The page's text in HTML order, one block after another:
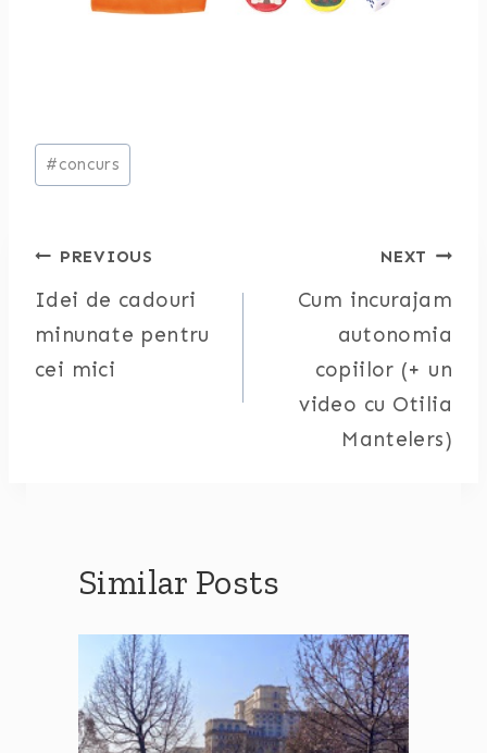
Post
Tags:
#concurs
Post
navigation
PREVIOUS
Idei de cadouri
minunate pentru
cei mici
NEXT
Cum incurajam
autonomia
copiilor (+ un
video cu Otilia
Mantelers)
Similar Posts